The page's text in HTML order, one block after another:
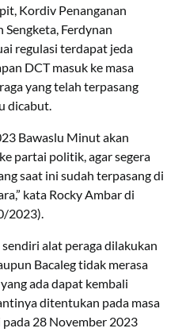
Kordiv Penanganan
Sengketa, Ferdynan
regulasi terdapat jeda
DCT masuk ke masa
yang telah terpasang
dicabut.
Bawaslu Minut akan
partai politik, agar segera
saat ini sudah terpasang di
kata Rocky Ambar di
2023).
alat peraga dilakukan
Bacaleg tidak merasa
ada dapat kembali
ditentukan pada masa
28 November 2023